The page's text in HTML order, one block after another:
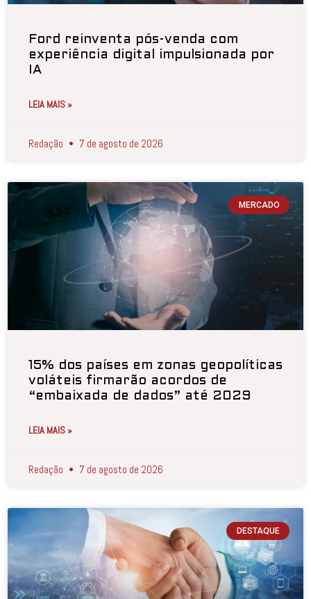
Ford reinventa pós-venda com
experiência digital impulsionada por
IA
LEIA MAIS »
Redação 7 de agosto de 2026
MERCADO
15% dos países em zonas geopolíticas
voláteis firmarão acordos de
“embaixada de dados” até 2029
LEIA MAIS »
Redação 7 de agosto de 2026
DESTAQUE